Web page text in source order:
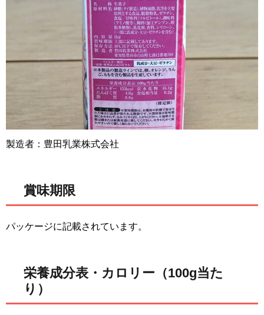
製造者：豊田乳業株式会社
賞味期限
パッケージに記載されています。
栄養成分表・カロリー（100g当た
り）